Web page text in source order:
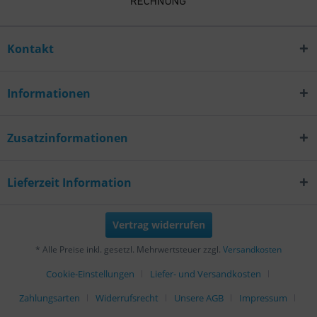
Kontakt
Informationen
Zusatzinformationen
Lieferzeit Information
Vertrag widerrufen
* Alle Preise inkl. gesetzl. Mehrwertsteuer zzgl. Versandkosten
Cookie-Einstellungen
Liefer- und Versandkosten
Zahlungsarten
Widerrufsrecht Unsere AGB
Impressum